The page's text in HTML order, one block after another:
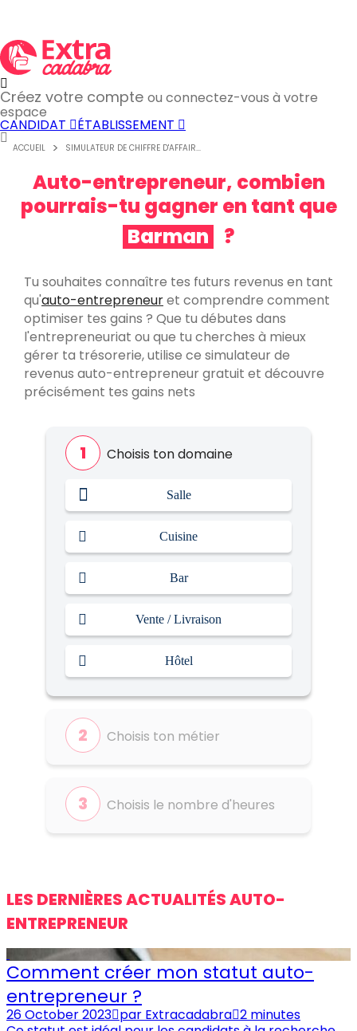
Créez votre compte ou connectez-vous à votre
espace
CANDIDAT ÉTABLISSEMENT
ACCUEIL SIMULATEUR DE CHIFFRE D'AFFAIR...
Auto-entrepreneur, combien
pourrais-tu gagner en tant que
Chef de rang ?
Barman ?
Runner ?
Réceptionniste ?
Tu souhaites connaître tes futurs revenus en tant
qu'auto-entrepreneuret comprendre comment
optimiser tes gains ? Que tu débutes dans
l'entrepreneuriat ou que tu cherches à mieux
gérer ta trésorerie, utilise ce simulateur de
revenus auto-entrepreneur gratuit et découvre
précisément tes gains nets
Choisis ton domaine
Salle
Cuisine
Bar
Vente / Livraison
Hôtel
Choisis ton métier
Choisis le nombre d'heures
LES DERNIÈRES ACTUALITÉS AUTO-
ENTREPRENEUR
Comment créer mon statut auto-
entrepreneur ?
26 October 2023 par Extracadabra 2 minutes